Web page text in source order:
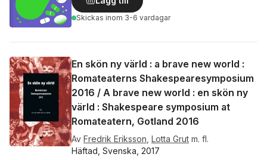
Skickas inom 3-6 vardagar
En skön ny värld : a brave new world :
Romateaterns Shakespearesymposium
2016 / A brave new world : en skön ny
värld : Shakespeare symposium at
Romateatern, Gotland 2016
Av Fredrik Eriksson Lotta Grut m. fl.
Häftad, Svenska, 2017